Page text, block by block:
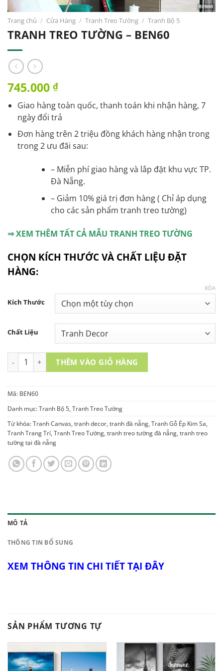
Trang chủ / Cửa Hàng / Tranh Treo Tường / Tranh Bộ 5
TRANH TREO TƯỜNG – BEN60
745.000 ₫
Giao hàng toàn quốc, thanh toán khi nhận hàng, 7
ngày đổi trả
Đơn hàng trên 2 triệu đồng khách hàng nhận trong
trong 2 ưu đãi sau:
– Miễn phí giao hàng và lắp đặt khu vực TP.
Đà Nẵng.
– Giảm 10% giá trị đơn hàng ( Chỉ áp dụng
cho các sản phẩm tranh treo tường)
⇒ XEM THÊM TẤT CẢ MẪU TRANH TREO TƯỜNG
CHỌN KÍCH THƯỚC VÀ CHẤT LIỆU ĐẶT
HÀNG:
Kích Thước
Chất Liệu
XÓA
TRANH TREO TƯỜNG - BEN60 số lượng
THÊM VÀO GIỎ HÀNG
Mã: BEN60
Danh mục:Tranh Bộ 5, Tranh Treo Tường
Từ khóa:Tranh Canvas, tranh decor, tranh đà nẵng, Tranh Gỗ Ép Kim Sa,
Tranh Trang Trí, Tranh Treo Tường, tranh treo tường đà nẵng, tranh treo
tường tại đà nẵng
MÔ TẢ
THÔNG TIN BỔ SUNG
XEM THÔNG TIN CHI TIẾT TẠI ĐÂY
SẢN PHẨM TƯƠNG TỰ